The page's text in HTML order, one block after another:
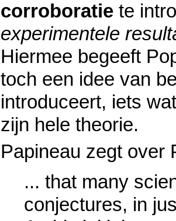
corroboratie te
experimentele
Hiermee begeeft
toch een idee van
introduceert, iets
zijn hele theorie.
Papineau zegt over
... that many
conjectures, in